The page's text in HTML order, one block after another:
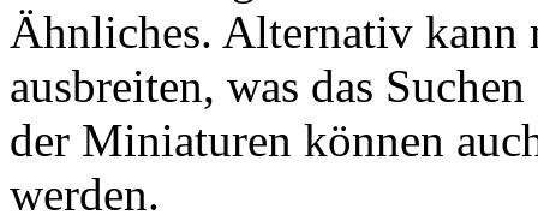
Ähnliches. Alternativ kann
ausbreiten, was das
der Miniaturen können
werden.